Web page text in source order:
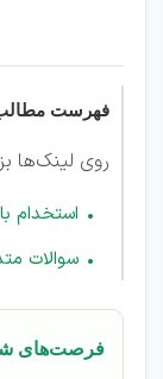
فهرست
روی لینک‌ها
استخدام
سوالات
فرصت‌های